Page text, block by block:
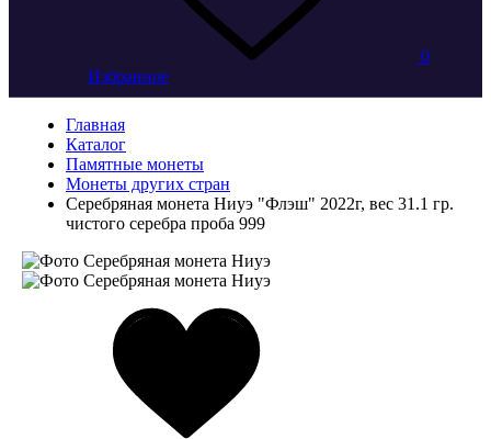
0
Избранное
Главная
Каталог
Памятные монеты
Монеты других стран
Серебряная монета Ниуэ "Флэш" 2022г, вес 31.1 гр.
чистого серебра проба 999